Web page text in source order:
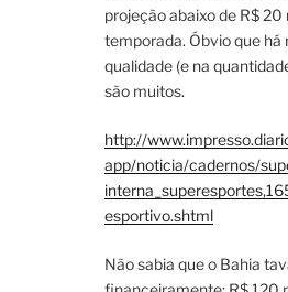
projeção abaixo de R$
temporada. Óbvio que há
qualidade (e na
são muitos.
http://
app/noticia/cadernos/
esportivo.shtml
Não sabia que o Bahia